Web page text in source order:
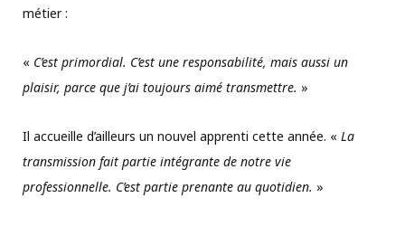
métier :
« C’est primordial. C’est une responsabilité, mais aussi un
plaisir, parce que j’ai toujours aimé transmettre. »
Il accueille d’ailleurs un nouvel apprenti cette année. « La
transmission fait partie intégrante de notre vie
professionnelle. C’est partie prenante au quotidien. »